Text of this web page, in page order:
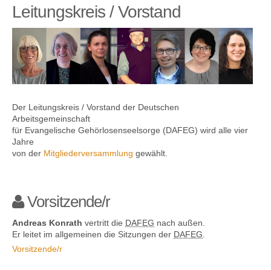
Mitarbeit
Material
Themen
Kontakt
Leitungskreis / Vorstand
Der Leitungskreis / Vorstand der Deutschen
Arbeitsgemeinschaft
für Evangelische Gehörlosenseelsorge (DAFEG) wird alle vier
Jahre
von der Mitgliederversammlung gewählt.
Vorsitzende/r
Andreas Konrath vertritt die DAFEG nach außen.
Er leitet im allgemeinen die Sitzungen der DAFEG.
Vorsitzende/r